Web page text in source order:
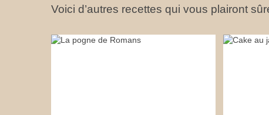
Voici d’autres recettes qui vous plairont